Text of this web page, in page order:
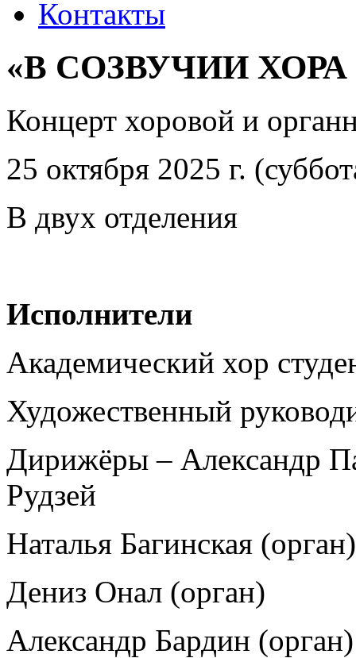
Контакты
«В СОЗВУЧИИ
Концерт хоровой и
25 октября 2025 г.
В двух отделения
Исполнители
Академический хор
Художественный
Дирижёры – Александр
Рудзей
Наталья Багинская (орган)
Дениз Онал (орган)
Александр Бардин (орган)